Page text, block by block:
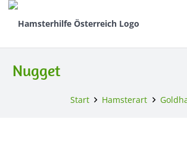
Nugget
Start Hamsterart